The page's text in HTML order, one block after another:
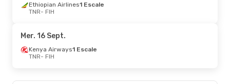
Dim. 16 Août- Sam. 22 Août
Ethiopian Airlines
FIH - TNR
Ethiopian Airlines1 Escale
TNR- FIH
Mer. 16 Sept.
Kenya Airways1 Escale
TNR- FIH